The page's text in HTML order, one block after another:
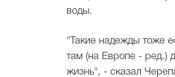
воды.
"Такие надежды тоже
там (на Европе - ред.)
жизнь", - сказал